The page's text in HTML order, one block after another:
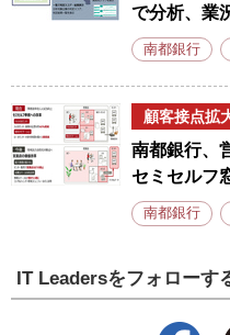
で分析、業
南都銀行
顧客接点拡
南都銀行、
セミセルフ
南都銀行
IT Leadersをフォローす